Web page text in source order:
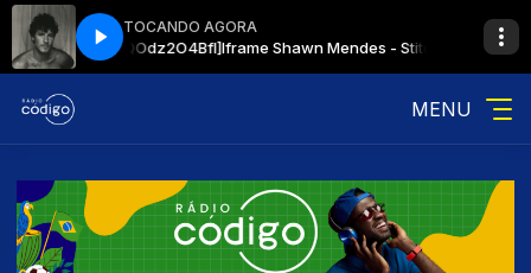
TOCANDO AGORA
- Stitches [PQOdz2O4BfI]Iframe Shawn Mendes - Stitches
MENU